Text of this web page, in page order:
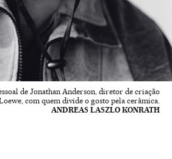
de Jonathan Anderson, diretor de criação
com quem divide o gosto pela cerâmica.
ANDREAS LASZLO KONRATH